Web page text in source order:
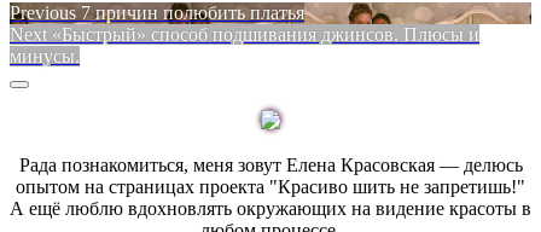
Навигация
по
записям
Previous Previous
post:
7 причин полюбить платья
Next Next
post:
«Быстрый» способ подшивания джинсов. Плюсы и
минусы.
Sidebar
Рада познакомиться, меня зовут Елена Красовская — делюсь
опытом на страницах проекта "Красиво шить не запретишь!"
А ещё люблю вдохновлять окружающих на видение красоты в